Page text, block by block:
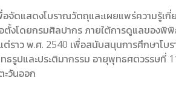
อจัดแสดงโบราณวัตถุและเผยแพร่ความรู้เ
ตั้งโดยกรมศิลปากร ภายใต้การดูแลของพิ
ต่ราว พ.ศ. 2540 เพื่อสนับสนุนการศึกษาโ
ธรูปและประติมากรรม อายุพุทธศตวรรษที่
ะวันออก